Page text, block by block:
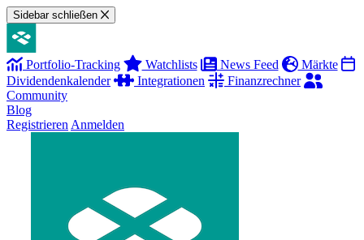
Sidebar schließen
Portfolio-Tracking Watchlists News Feed
Märkte
Dividendenkalender
Integrationen
Finanzrechner
Community
Blog
Registrieren Anmelden